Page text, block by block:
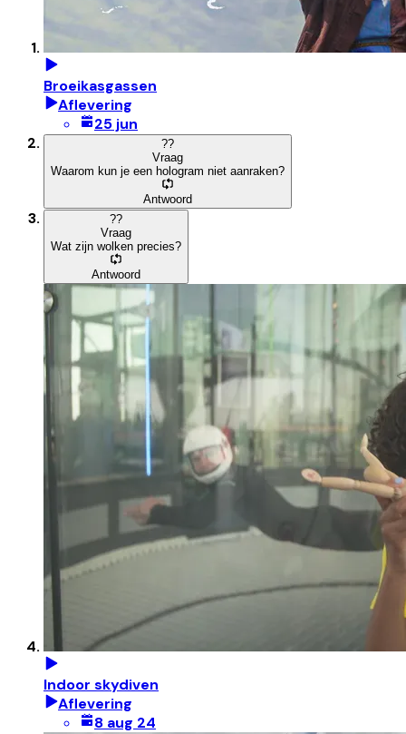
Broeikasgassen
Aflevering
25 jun
??
Vraag
Waarom kun je een hologram niet aanraken?
Antwoord
??
Vraag
Wat zijn wolken precies?
Antwoord
Indoor skydiven
Aflevering
8 aug 24